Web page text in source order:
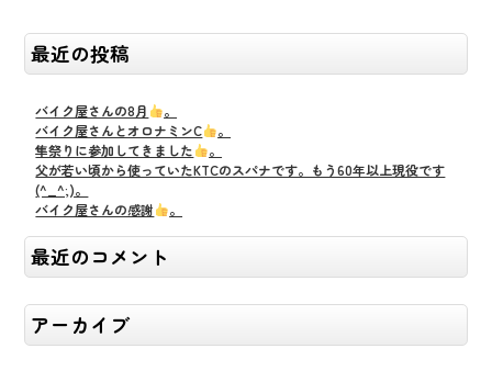
最近の投稿
バイク屋さんの8月
。
バイク屋さんとオロナミンC
。
隼祭りに参加してきました
。
父が若い頃から使っていたKTCのスパナです。もう60年以上現役です
(^_^;)。
バイク屋さんの感謝
。
最近のコメント
アーカイブ